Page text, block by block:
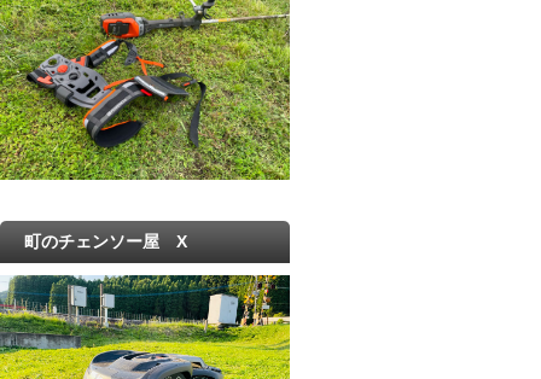
町のチェンソー屋 X